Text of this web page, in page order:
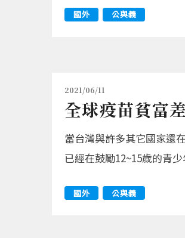
國外 公與義
2021/06/11
全球疫苗貧富
當台灣與許多其它國家還
已經在鼓勵12~15歲的青
國外 公與義